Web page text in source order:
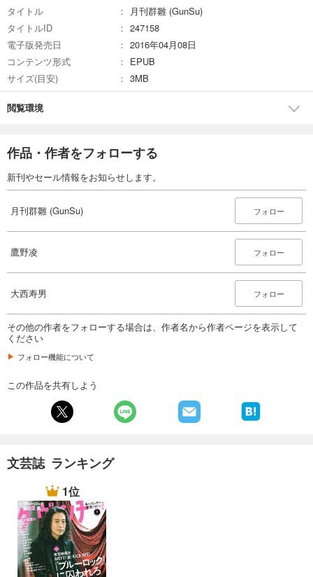
カート
880 円 (税込)
カート
試し読み
月刊群雛 (GunSu) 2015年 03月号 ～ インディーズ作家を応援するマガジン ～
カート
試し読み
880 円 (税込)
880
あらすじを表示する
タイトル
月刊群雛 (GunSu)
タイトルID
247158
電子版発売日
2016年04月08日
コンテンツ形式
EPUB
サイズ(目安)
3MB
閲覧環境
作品・作者をフォローする
新刊やセール情報をお知らせします。
月刊群雛 (GunSu) フォロー
鷹野凌 フォロー
大西寿男 フォロー
その他の作者をフォローする場合は、作者名から作者ページを表示して
ください
フォロー機能について
この作品を共有しよう
文芸誌 ランキング
1位